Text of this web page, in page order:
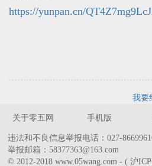
https://yunpan.cn/
我要
关于零五网 手机版
违法和不良信息举报电话：027-
举报邮箱：58377363@163.com
© 2012-2018 www.05wang.com - ( 沪